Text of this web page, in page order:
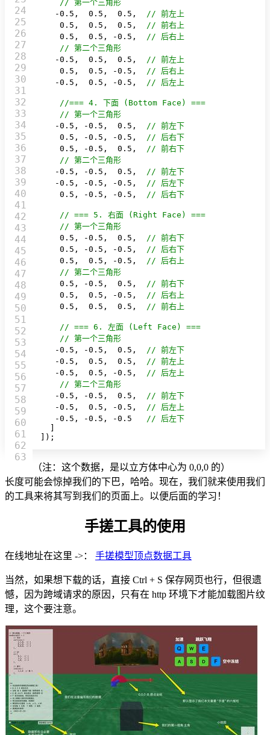
24
25
26
27
28
29
30
31
32
33
34
35
36
37
38
39
40
41
42
43
44
45
46
47
48
49
50
51
52
53
54
55
56
57
58
59
60
61
62
// 第一个三角形
   -
0.5 , 0.5 , 0.5 ,
// 前左上
0.5 , 0.5 , 0.5 ,
// 前右上
0.5 , 0.5 , -0.5 ,
// 后右上
// 第二个三角形
   -
0.5 , 0.5 , 0.5 ,
// 前左上
0.5 , 0.5 , -0.5 ,
// 后右上
   -
0.5 , 0.5 , -0.5 , // 后左上
//=== 4. 下面 (Bottom Face) ===
// 第一个三角形
   -
0.5 , -0.5 , 0.5 ,
// 前左下
0.5 , -0.5 , -0.5 ,
// 后右下
0.5 , -0.5 , 0.5 ,
// 前右下
// 第二个三角形
   -
0.5 , -0.5 , 0.5 ,
// 前左下
   -
0.5 , -0.5 , -0.5 ,
// 后左下
0.5 , -0.5 , -0.5 , // 后右下
// === 5. 右面 (Right Face) ===
// 第一个三角形
0.5 , -0.5 , 0.5 ,
// 前右下
0.5 , -0.5 , -0.5 ,
// 后右下
0.5 , 0.5 , -0.5 ,
// 后右上
// 第二个三角形
0.5 , -0.5 , 0.5 ,
// 前右下
0.5 , 0.5 , -0.5 ,
// 后右上
0.5 , 0.5 , 0.5 , // 前右上
// === 6. 左面 (Left Face) ===
// 第一个三角形
   -
0.5 , -0.5 , 0.5 ,
// 前左下
   -
0.5 , 0.5 , 0.5 ,
// 前左上
   -
0.5 , 0.5 , -0.5 ,
// 后左上
// 第二个三角形
   -
0.5 , -0.5 , 0.5 ,
// 前左下
   -
0.5 , 0.5 , -0.5 ,
// 后左上
   -
0.5 , -0.5 , -0.5
// 后左下
]);
（注：这个数据，是以立方体中心为 0,0,0 的）
长度可能会惊掉我们的下巴，哈哈。现在，我们就来使用我们
的工具来将其写到我们的页面上。以便后面的学习！
手搓工具的使用
在线地址在这里 ->： 手搓模型顶点数据工具
当然，如果想下载的话，直接 Ctrl + S 保存网页也行，但很遗
憾，因为跨域请求的原因，只有在 http 环境下才能加载图片纹
理，这个要注意。